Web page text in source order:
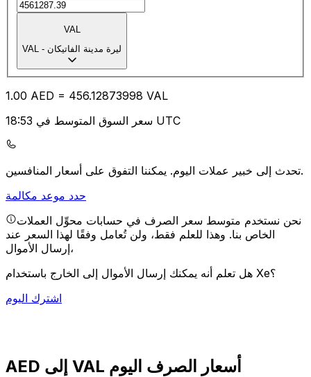
VAL
VAL - ليرة مدينة الفاتيكان
1.00 AED = 456.12873998 VAL
سعر السوق المتوسط في 18:53 UTC
تحدث إلى خبير عملات اليوم.يمكننا التفوق على أسعار المنافسين.
حدد موعد مكالمة
نحن نستخدم متوسط سعر الصرف في حسابات محوِّل العملات
الخاص بنا. وهذا للعلم فقط، ولن تُعامل وفقًا لهذا السعر عند
إرسال الأموال،
هل تعلم أنه يمكنك إرسال الأموال إلى الخارج باستخدام Xe؟
اشترك اليوم
AED إلى VAL أسعار الصرف اليوم